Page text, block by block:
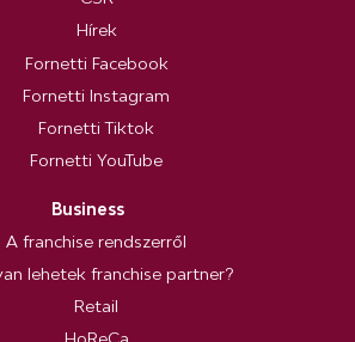
Hírek
Fornetti Facebook
Fornetti Instagram
Fornetti Tiktok
Fornetti YouTube
Business
A franchise rendszerről
lehetek franchise partner?
Retail